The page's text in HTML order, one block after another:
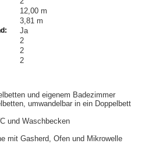
12,00 m
3,81 m
Ja
2
2
2
und eigenem Badezimmer
umwandelbar in ein Doppelbett
und Waschbecken
mit Gasherd, Ofen und Mikrowelle